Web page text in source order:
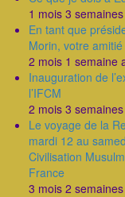
1 mois 3
En tant que
Morin, votre
2 mois 1 semaine
Inauguration de
l’IFCM
2 mois 3
Le voyage de la
mardi 12 au
Civilisation
France
3 mois 2